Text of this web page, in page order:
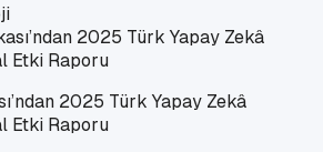
2025 Türk Yapay Zekâ
Etki Raporu